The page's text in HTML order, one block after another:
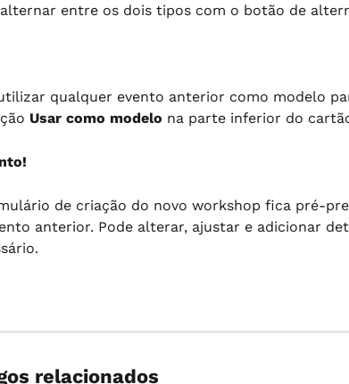
entre os dois tipos com o botão de
qualquer evento anterior como modelo
Usar como modelo na parte inferior do
de criação do novo workshop fica pré-
anterior. Pode alterar, ajustar e adicionar
relacionados